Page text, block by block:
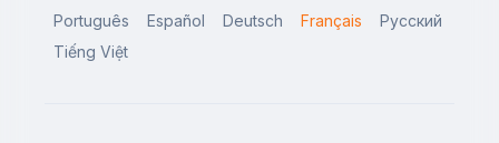
Português
Español Deutsch Français
Русский
Tiếng Việt